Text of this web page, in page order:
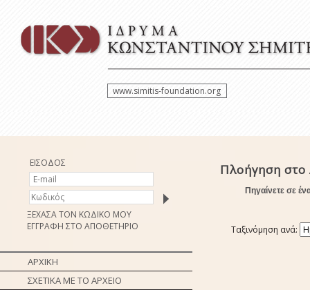
www.simitis-foundation.org
ΕΙΣΟΔΟΣ
ΞΕΧΑΣΑ ΤΟΝ ΚΩΔΙΚΟ ΜΟΥ
ΕΓΓΡΑΦΗ ΣΤΟ ΑΠΟΘΕΤΗΡΙΟ
ΑΡΧΙΚΗ
ΣΧΕΤΙΚΑ ΜΕ ΤΟ ΑΡΧΕΙΟ
Πλοήγηση
Πηγαίνετε σε
Ταξινόμηση ανά: